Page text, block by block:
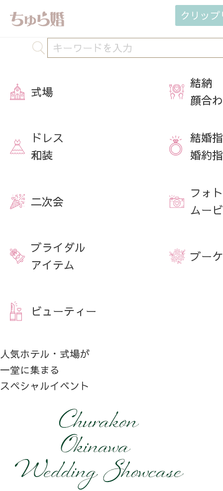
クリッ
式場
結納
顔合
ドレス
和装
結婚
婚約
二次会
フォト
ムー
ブライダル
アイテム
ブーケ
ビューティー
人気ホテル・式場が
一堂に集まる
スペシャルイベント